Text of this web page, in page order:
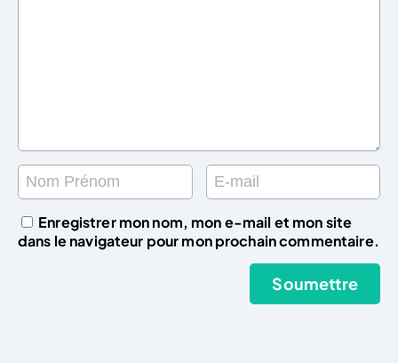
Enregistrer mon nom, mon e-mail et mon site
dans le navigateur pour mon prochain commentaire.